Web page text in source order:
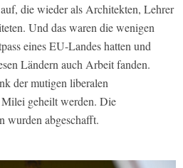
die wieder als Architekten, Lehrer
Und das waren die wenigen
eines EU-Landes hatten und
Ländern auch Arbeit fanden.
der mutigen liberalen
geheilt werden. Die
wurden abgeschafft.